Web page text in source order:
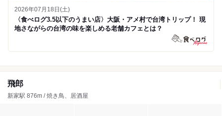
2026年07月18日(土)
〈食べログ3.5以下のうまい店〉大阪・アメ村で台湾トリップ！ 現
地さながらの台湾の味を楽しめる老舗カフェとは？
飛郎
新家駅 876m / 焼き鳥、居酒屋